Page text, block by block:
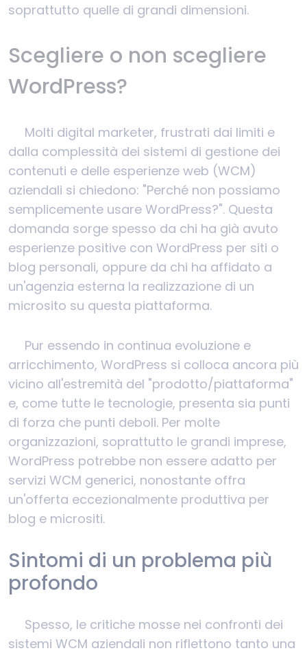
soprattutto quelle di grandi dimensioni.
Scegliere o non scegliere
WordPress?
Molti digital marketer, frustrati dai limiti e
dalla complessità dei sistemi di gestione dei
contenuti e delle esperienze web (WCM)
aziendali si chiedono: "Perché non possiamo
semplicemente usare WordPress?". Questa
domanda sorge spesso da chi ha già avuto
esperienze positive con WordPress per siti o
blog personali, oppure da chi ha affidato a
un'agenzia esterna la realizzazione di un
microsito su questa piattaforma.
Pur essendo in continua evoluzione e
arricchimento, WordPress si colloca ancora più
vicino all'estremità del "prodotto/piattaforma"
e, come tutte le tecnologie, presenta sia punti
di forza che punti deboli. Per molte
organizzazioni, soprattutto le grandi imprese,
WordPress potrebbe non essere adatto per
servizi WCM generici, nonostante offra
un'offerta eccezionalmente produttiva per
blog e micrositi.
Sintomi di un problema più
profondo
Spesso, le critiche mosse nei confronti dei
sistemi WCM aziendali non riflettono tanto una